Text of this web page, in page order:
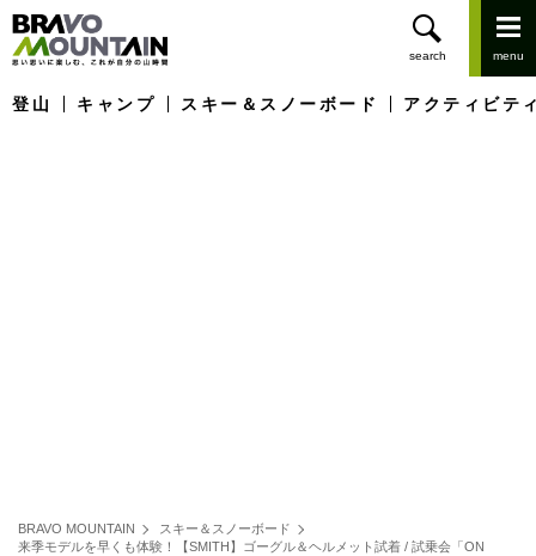
登山 キャンプ スキー＆スノーボード アクティビテ
BRAVO MOUNTAIN
スキー＆スノーボード
来季モデルを早くも体験！【SMITH】ゴーグル＆ヘルメット試着 / 試乗会「ON